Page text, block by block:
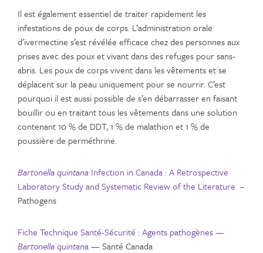
Il est également essentiel de traiter rapidement les
infestations de poux de corps. L’administration orale
d’ivermectine s’est révélée efficace chez des personnes aux
prises avec des poux et vivant dans des refuges pour sans-
abris. Les poux de corps vivent dans les vêtements et se
déplacent sur la peau uniquement pour se nourrir. C’est
pourquoi il est aussi possible de s’en débarrasser en faisant
bouillir ou en traitant tous les vêtements dans une solution
contenant 10 % de DDT, 1 % de malathion et 1 % de
poussière de perméthrine.
Bartonella quintana Infection in Canada : A Retrospective
Laboratory Study and Systematic Review of the Literature –
Pathogens
Fiche Technique Santé-Sécurité : Agents pathogènes —
Bartonella quintana— Santé Canada